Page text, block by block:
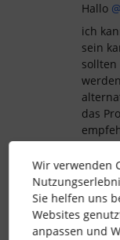
Hallo ​
ich
sein
das
zu
klingt.
Bitte
Wir verwenden
Sie helfen uns
Websites
anpassen und